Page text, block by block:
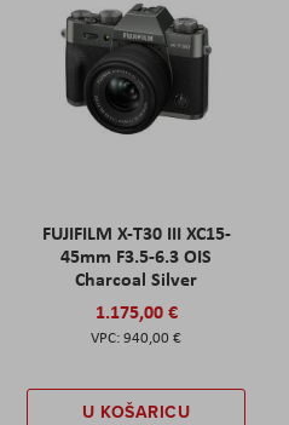
FUJIFILM X-T30 III XC15-
45mm F3.5-6.3 OIS
Charcoal Silver
1.175,00 €
940,00 €
U KOŠARICU